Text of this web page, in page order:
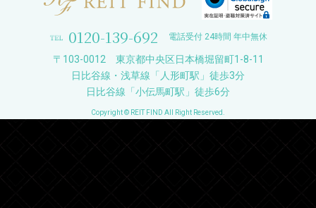
0120-139-692 電話受付 24時間 年中無休
〒103-0012 東京都中央区日本橋堀留町1-8-11
日比谷線・浅草線「人形町駅」徒歩3分
日比谷線「小伝馬町駅」徒歩6分
Copyright © REIT FIND All Right Reserved.